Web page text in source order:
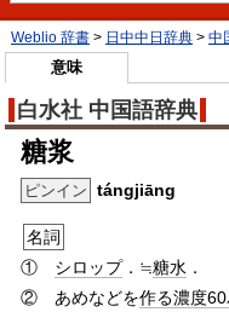
Weblio 辞書 > 日中中日辞典 > 中
意味
白水社 中国語辞典
糖浆
ピンイン tángjiāng
名詞
①
シロップ．≒糖水 ．
②
あめなどを作る濃度60